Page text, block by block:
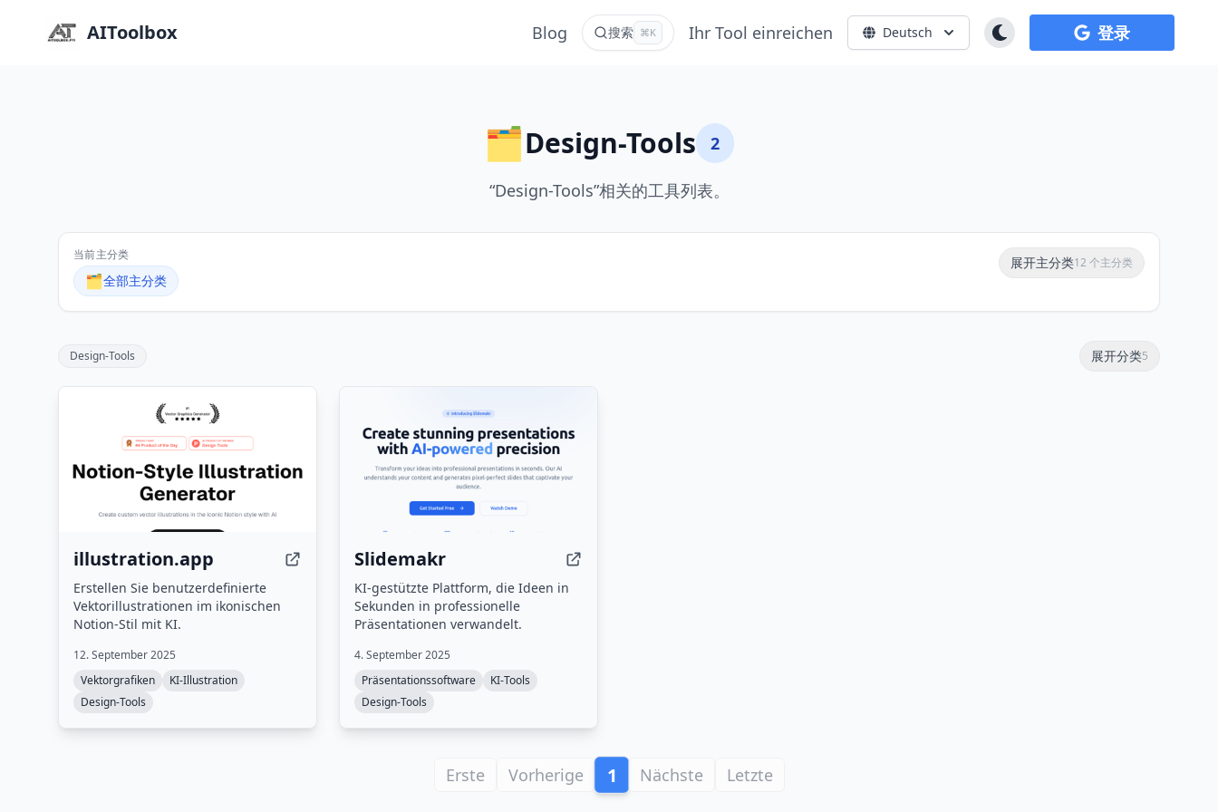
AIToolbox Blog 搜索 ⌘K Ihr Tool einreichen Deutsch 登录
🗂️Design-Tools 2
“Design-Tools”相关的工具列表。
当前主分类
🗂️全部主分类
展开主分类12 个主分类
Design-Tools 展开分类5
illustration.app
Erstellen Sie benutzerdefinierte
Vektorillustrationen im ikonischen
Notion-Stil mit KI.
12. September 2025
Vektorgrafiken
KI-Illustration
Design-Tools
Slidemakr
KI-gestützte Plattform, die Ideen in
Sekunden in professionelle
Präsentationen verwandelt.
4. September 2025
Präsentationssoftware
KI-Tools
Design-Tools
Erste Vorherige 1 Nächste Letzte